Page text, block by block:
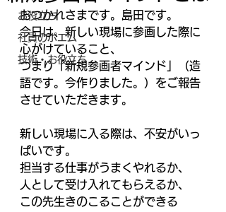
お役立ち
社員のポエム
技術・お役立ち
おつかれさまです。島田です。
今日は、新しい現場に参画した際に
心がけていること、
つまり「新規参画者マインド」（造
語です。今作りました。）をご報告
させていただきます。
新しい現場に入る際は、不安がいっ
ぱいです。
担当する仕事がうまくやれるか、
人として受け入れてもらえるか、
この先生きのこることができる